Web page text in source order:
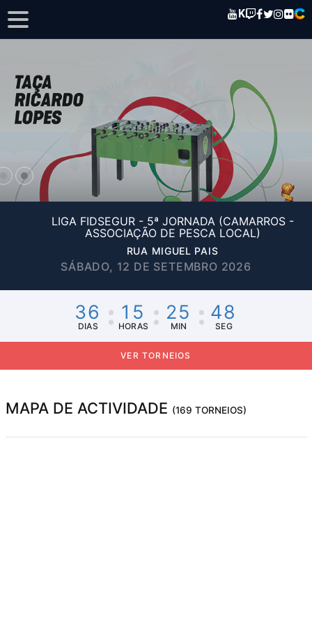
K
LIGA FIDSEGUR - 5ª JORNADA (CAMARROS -
ASSOCIAÇÃO DE PESCA LOCAL)
RUA MIGUEL PAIS
SÁBADO, 12 DE SETEMBRO 2026
36
DIAS
15
HORAS
25
MIN
48
SEG
VER TORNEIOS
MAPA DE ACTIVIDADE (169 TORNEIOS)